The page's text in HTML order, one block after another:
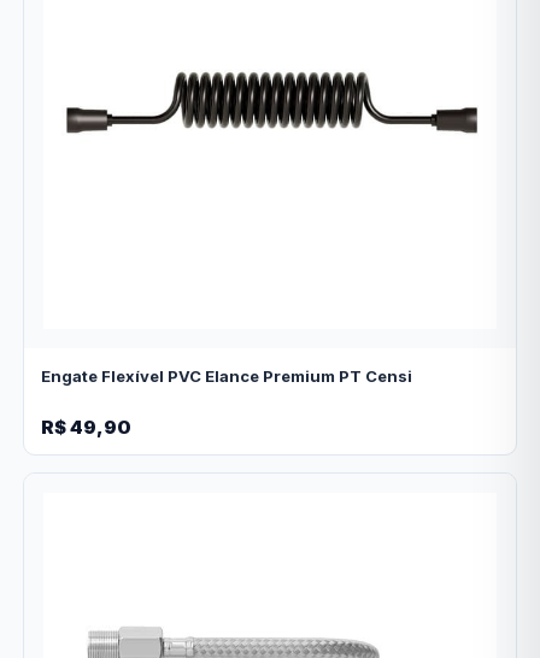
Engate Flexível PVC Elance Premium PT Censi
R$ 49,90